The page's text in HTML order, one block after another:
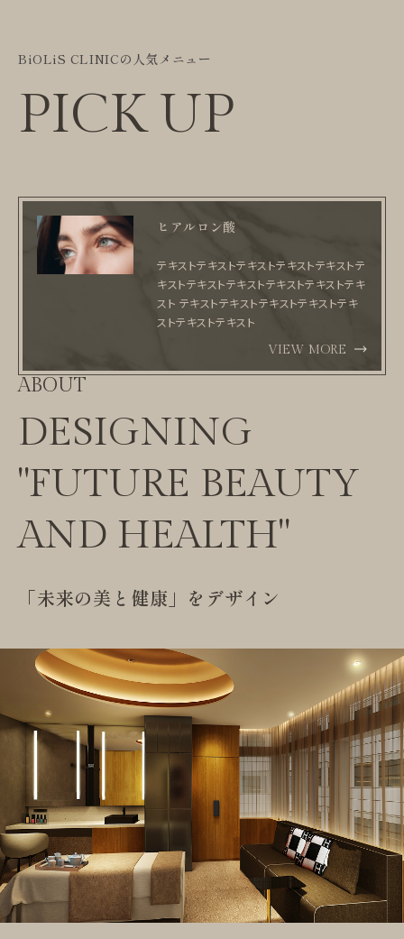
BiOLiS CLINICの人気メニュー
PICK UP
ヒアルロン酸
テキストテキストテキストテキストテキストテ
キストテキストテキストテキストテキストテキ
スト テキストテキストテキストテキストテキ
ストテキストテキスト
VIEW MORE
ABOUT
DESIGNING
"FUTURE BEAUTY
AND HEALTH"
「未来の美と健康」をデザイン